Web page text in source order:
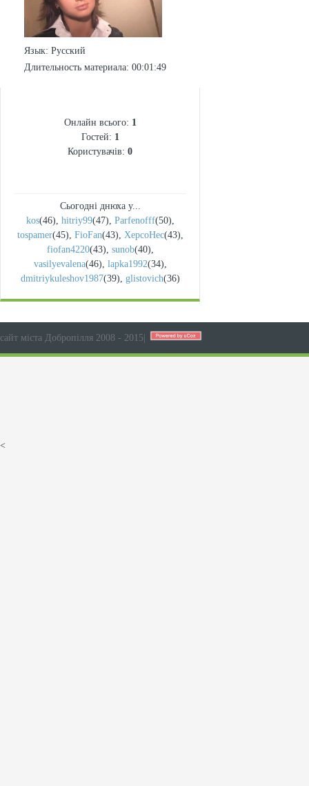
Язык: Русский
Длительность материала: 00:01:49
Онлайн всього: 1
Гостей: 1
Користувачів: 0
Сьогодні днюха у...
kos(46), hitriy99(47), Parfenofff(50),
tospamer(45), FioFan(43), XepcoHec(43),
fiofan4220(43), sunob(40),
vasilyevalena(46), lapka1992(34),
dmitriykuleshov1987(39), glistovich(36)
сайт міста Добропілля 2008 - 2015
<